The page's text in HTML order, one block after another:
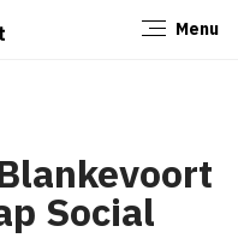
Menu
Social
Sluiten